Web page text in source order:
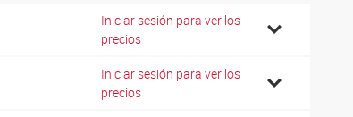
Iniciar sesión para ver los
precios
Iniciar sesión para ver los
precios